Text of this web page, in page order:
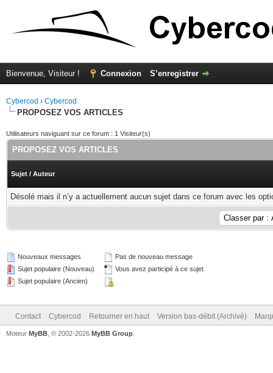
Bienvenue, Visiteur ! Connexion S’enregistrer
Cybercod › Cybercod
PROPOSEZ VOS ARTICLES
Utilisateurs naviguant sur ce forum : 1 Visiteur(s)
PROPOSEZ VOS ARTICLES
Sujet / Auteur
Désolé mais il n’y a actuellement aucun sujet dans ce forum avec les
Nouveaux messages
Sujet populaire (Nouveau)
Sujet populaire (Ancien)
Pas de nouveau message
Vous avez participé à ce sujet
Contact Cybercod Retourner en haut Version bas-débit (Archivé)
Moteur MyBB , © 2002-2026 MyBB Group